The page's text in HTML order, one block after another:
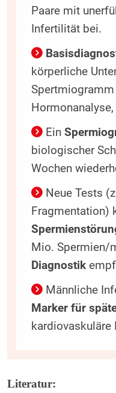
Paare mit
Infertilität bei.
körperliche
Spertmiogramm
Ein
biologischer
Wochen
Neue Tests
Fragmentation)
Mio. Spermien/
Diagnostik
Männliche
Marker für
kardiovaskuläre
Literatur: